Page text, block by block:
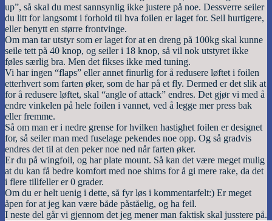
up”, så skal du mest sannsynlig ikke justere på noe. Dessverre seiler
du litt for langsomt i forhold til hva foilen er laget for. Seil hurtigere,
eller benytt en større frontvinge.
Om man tar utstyr som er laget for at en dreng på 100kg skal kunne
seile tett på 40 knop, og seiler i 18 knop, så vil nok utstyret ikke
føles særlig bra. Men det fikses ikke med tuning.
Vi har ingen “flaps” eller annet finurlig for å redusere løftet i foilen
etterhvert som farten øker, som de har på et fly. Dermed er det slik at
for å redusere løftet, skal “angle of attack” endres. Det gjør vi med å
endre vinkelen på hele foilen i vannet, ved å legge mer press bak
eller fremme.
Så om man er i nedre grense for hvilken hastighet foilen er designet
for, så seiler man med fuselage pekendes noe opp. Og så gradvis
endres det til at den peker noe ned når farten øker.
Er du på wingfoil, og har plate mount. Så kan det være meget mulig
at du kan få bedre komfort med noe shims for å gi mere rake, da det
i flere tillfeller er 0 grader.
Om du er helt uenig i dette, så fyr løs i kommentarfelt:) Er meget
åpen for at jeg kan være både påståelig, og ha feil.
I neste del går vi gjennom det jeg mener man faktisk skal jusstere på.